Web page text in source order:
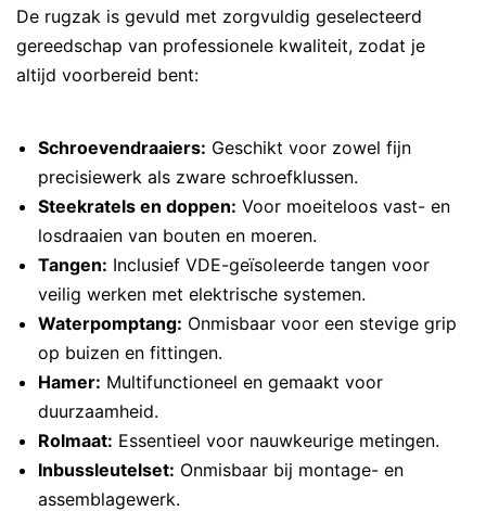
De rugzak is gevuld met zorgvuldig geselecteerd
gereedschap van professionele kwaliteit, zodat je
altijd voorbereid bent:
Schroevendraaiers: Geschikt voor zowel fijn
precisiewerk als zware schroefklussen.
Steekratels en doppen: Voor moeiteloos vast- en
losdraaien van bouten en moeren.
Tangen: Inclusief VDE-geïsoleerde tangen voor
veilig werken met elektrische systemen.
Waterpomptang: Onmisbaar voor een stevige grip
op buizen en fittingen.
Hamer: Multifunctioneel en gemaakt voor
duurzaamheid.
Rolmaat: Essentieel voor nauwkeurige metingen.
Inbussleutelset: Onmisbaar bij montage- en
assemblagewerk.